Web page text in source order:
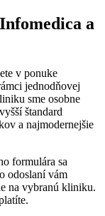
a
v ponuke
jednodňovej
sme osobne
štandard
a najmodernejšie
formulára sa
odoslaní vám
na vybranú kliniku.